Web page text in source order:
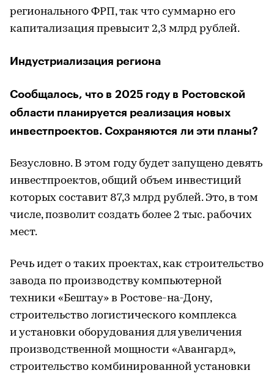
регионального ФРП, так что суммарно его
капитализация превысит 2,3 млрд рублей.
Индустриализация региона
Сообщалось, что в 2025 году в Ростовской
области планируется реализация новых
инвестпроектов. Сохраняются ли эти планы?
Безусловно. В этом году будет запущено девять
инвестпроектов, общий объем инвестиций
которых составит 87,3 млрд рублей. Это, в том
числе, позволит создать более 2 тыс. рабочих
мест.
Речь идет о таких проектах, как строительство
завода по производству компьютерной
техники «Бештау» в Ростове-на-Дону,
строительство логистического комплекса
и установки оборудования для увеличения
производственной мощности «Авангард»,
строительство комбинированной установки